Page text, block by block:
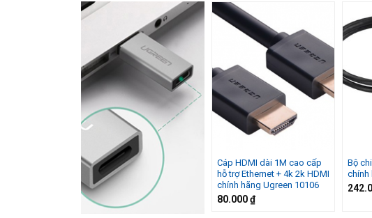
Cáp HDMI dài 1M cao cấp
hỗ trợ Ethernet + 4k 2k HDMI
chính hãng Ugreen 10106
80.000₫
Bộ
chính